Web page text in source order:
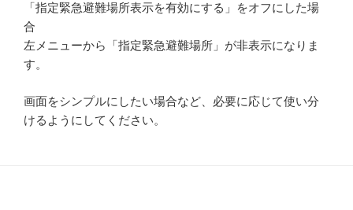
「指定緊急避難場所表示を有効にする」をオフにした場
合
左メニューから「指定緊急避難場所」が非表示になりま
す。
画面をシンプルにしたい場合など、必要に応じて使い分
けるようにしてください。